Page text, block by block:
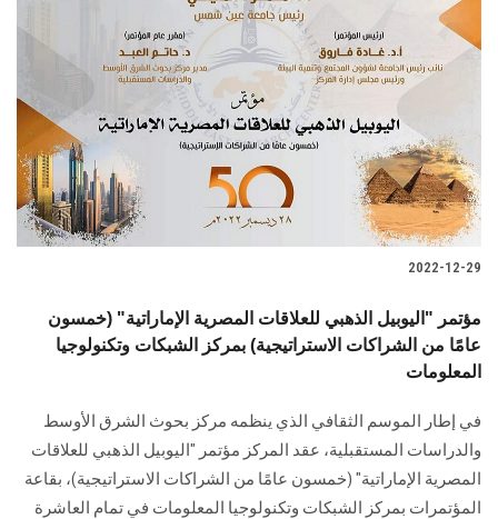
2022-12-29
مؤتمر "اليوبيل الذهبي للعلاقات المصرية الإماراتية" (خمسون
عامًا من الشراكات الاستراتيجية) بمركز الشبكات وتكنولوجيا
المعلومات
في إطار الموسم الثقافي الذي ينظمه مركز بحوث الشرق الأوسط
والدراسات المستقبلية، عقد المركز مؤتمر "اليوبيل الذهبي للعلاقات
المصرية الإماراتية" (خمسون عامًا من الشراكات الاستراتيجية)، بقاعة
المؤتمرات بمركز الشبكات وتكنولوجيا المعلومات في تمام العاشرة